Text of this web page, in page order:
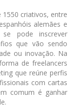
criativos, entre
alemães e
se pode inscrever
que vão sendo
ou inovação. Na
de freelancers
que reúne perfis
com cartas
comum é ganhar